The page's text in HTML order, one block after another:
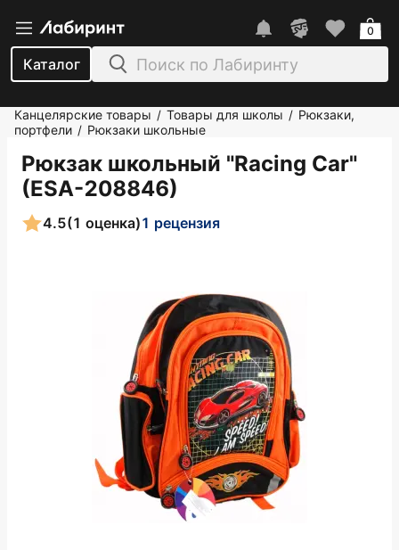
Каталог
0
Канцелярские товары / Товары для школы / Рюкзаки,
портфели / Рюкзаки школьные
Рюкзак школьный "Racing Car"
(ESA-208846)
4.5(1 оценка)1 рецензия